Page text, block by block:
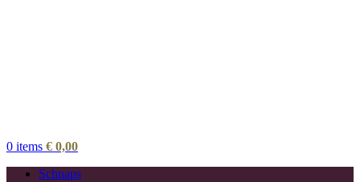
0 items € 0,00
Schnaps